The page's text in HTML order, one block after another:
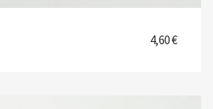
4,60 €